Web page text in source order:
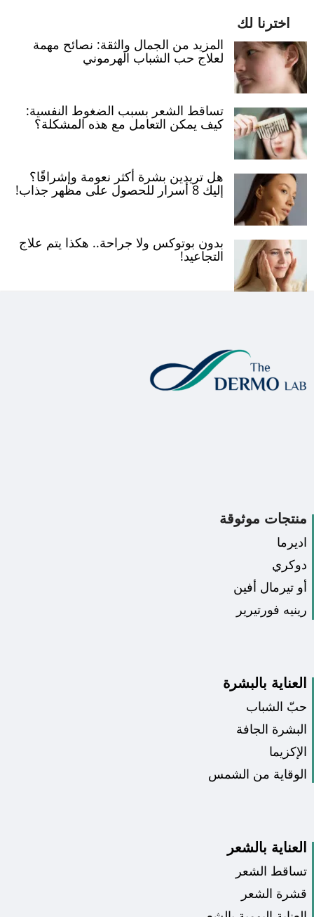
اخترنا لك
المزيد من الجمال والثقة: نصائح مهمة
لعلاج حب الشباب الهرموني
تساقط الشعر بسبب الضغوط النفسية:
كيف يمكن التعامل مع هذه المشكلة؟
هل تريدين بشرة أكثر نعومة وإشراقًا؟
إليك 8 أسرار للحصول على مظهر جذاب!
بدون بوتوكس ولا جراحة.. هكذا يتم علاج
التجاعيد!
منتجات موثوقة
اديرما
دوكري
أو تيرمال أفين
رينيه فورتيرير
العناية بالبشرة
حبّ الشباب
البشرة الجافة
الإكزيما
الوقاية من الشمس
العناية بالشعر
تساقط الشعر
قشرة الشعر